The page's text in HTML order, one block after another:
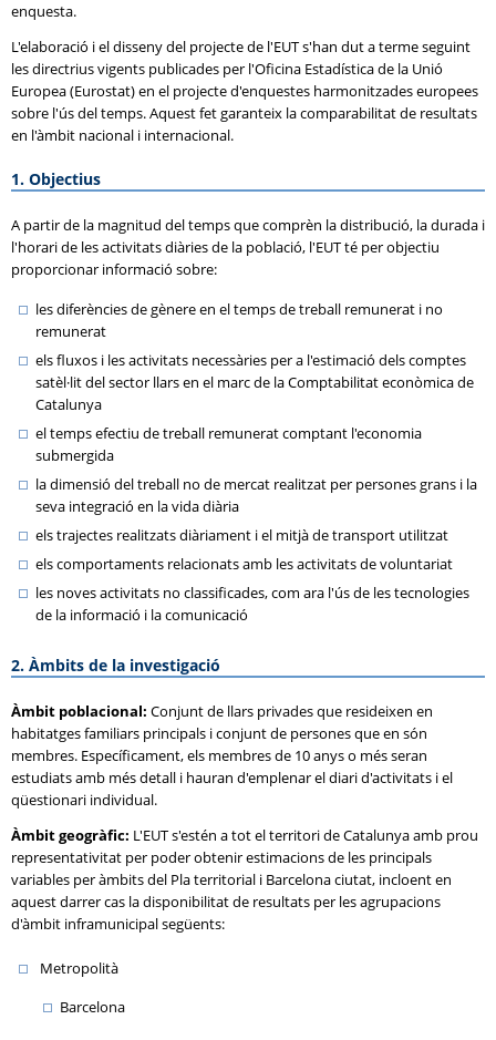
enquesta.
L'elaboració i el disseny del projecte de l'EUT s'han dut a terme seguint
les directrius vigents publicades per l'Oficina Estadística de la Unió
Europea (Eurostat) en el projecte d'enquestes harmonitzades europees
sobre l'ús del temps. Aquest fet garanteix la comparabilitat de resultats
en l'àmbit nacional i internacional.
1. Objectius
A partir de la magnitud del temps que comprèn la distribució, la durada i
l'horari de les activitats diàries de la població, l'EUT té per objectiu
proporcionar informació sobre:
les diferències de gènere en el temps de treball remunerat i no
remunerat
els fluxos i les activitats necessàries per a l'estimació dels comptes
satèl·lit del sector llars en el marc de la Comptabilitat econòmica de
Catalunya
el temps efectiu de treball remunerat comptant l'economia
submergida
la dimensió del treball no de mercat realitzat per persones grans i la
seva integració en la vida diària
els trajectes realitzats diàriament i el mitjà de transport utilitzat
els comportaments relacionats amb les activitats de voluntariat
les noves activitats no classificades, com ara l'ús de les tecnologies
de la informació i la comunicació
2. Àmbits de la investigació
Àmbit poblacional: Conjunt de llars privades que resideixen en
habitatges familiars principals i conjunt de persones que en són
membres. Específicament, els membres de 10 anys o més seran
estudiats amb més detall i hauran d'emplenar el diari d'activitats i el
qüestionari individual.
Àmbit geogràfic: L'EUT s'estén a tot el territori de Catalunya amb prou
representativitat per poder obtenir estimacions de les principals
variables per àmbits del Pla territorial i Barcelona ciutat, incloent en
aquest darrer cas la disponibilitat de resultats per les agrupacions
d'àmbit inframunicipal següents:
Metropolità
Barcelona